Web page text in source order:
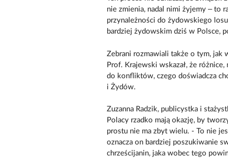
nie zmienia, nadal nimi żyjemy – to
przynależności do żydowskiego
bardziej żydowskim dziś w Polsce,
Zebrani rozmawiali także o tym, jak
Prof. Krajewski wskazał, że
do konfliktów, czego doświadcza
i Żydów.
Zuzanna Radzik, publicystka i
Polacy rzadko mają okazję, by
prostu nie ma zbyt wielu. - To nie
oznacza on bardziej poszukiwanie
chrześcijanin, jaka wobec tego